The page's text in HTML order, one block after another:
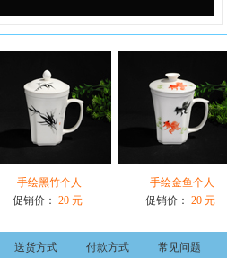
手绘黑竹个人
促销价： 20 元
手绘金鱼个人
促销价： 20 元
送货方式 付款方式 常见问题